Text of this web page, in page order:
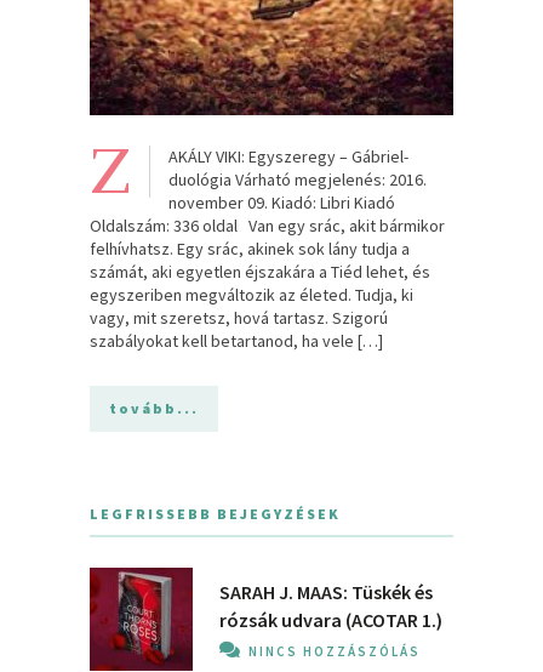
Z
AKÁLY VIKI: Egyszeregy – Gábriel-
duológia Várható megjelenés: 2016.
november 09. Kiadó: Libri Kiadó
Oldalszám: 336 oldal Van egy srác, akit bármikor
felhívhatsz. Egy srác, akinek sok lány tudja a
számát, aki egyetlen éjszakára a Tiéd lehet, és
egyszeriben megváltozik az életed. Tudja, ki
vagy, mit szeretsz, hová tartasz. Szigorú
szabályokat kell betartanod, ha vele […]
tovább...
LEGFRISSEBB BEJEGYZÉSEK
SARAH J. MAAS: Tüskék és
rózsák udvara (ACOTAR 1.)
NINCS HOZZÁSZÓLÁS